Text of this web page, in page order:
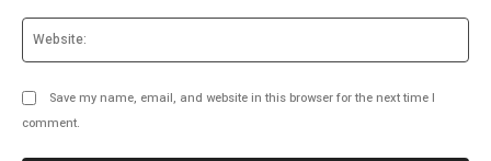
Save my name, email, and website in this browser for the next time I
comment.